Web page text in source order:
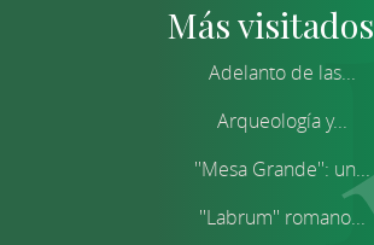
Más visitados
Adelanto de las...
Arqueología y...
''Mesa Grande'': un...
''Labrum'' romano...